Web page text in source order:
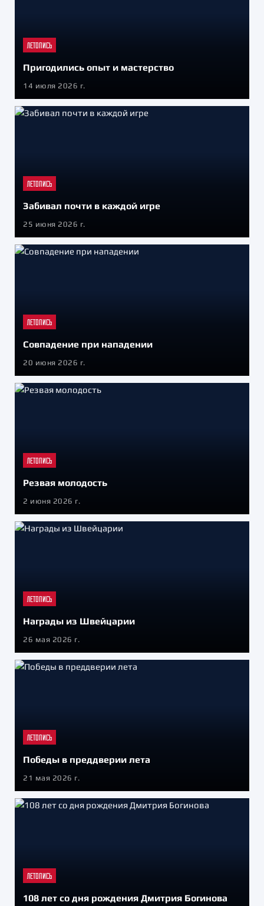
ЛЕТОПИСЬ
Пригодились опыт и мастерство
14 июля 2026 г.
ЛЕТОПИСЬ
Забивал почти в каждой игре
25 июня 2026 г.
ЛЕТОПИСЬ
Совпадение при нападении
20 июня 2026 г.
ЛЕТОПИСЬ
Резвая молодость
2 июня 2026 г.
ЛЕТОПИСЬ
Награды из Швейцарии
26 мая 2026 г.
ЛЕТОПИСЬ
Победы в преддверии лета
21 мая 2026 г.
ЛЕТОПИСЬ
108 лет со дня рождения Дмитрия Богинова